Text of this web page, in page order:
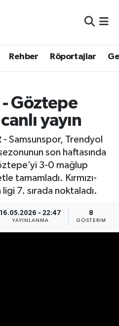
Rehber Röportajlar
Göztepe
yayın
- Samsunspor, Trendyol
son haftasında
3-0 mağlup
tamamladı. Kırmızı-
7. sırada noktaladı.
16.05.2026 - 22:47
YAYINLANMA
8
GÖSTERIM
Haritası
ve Fikstür